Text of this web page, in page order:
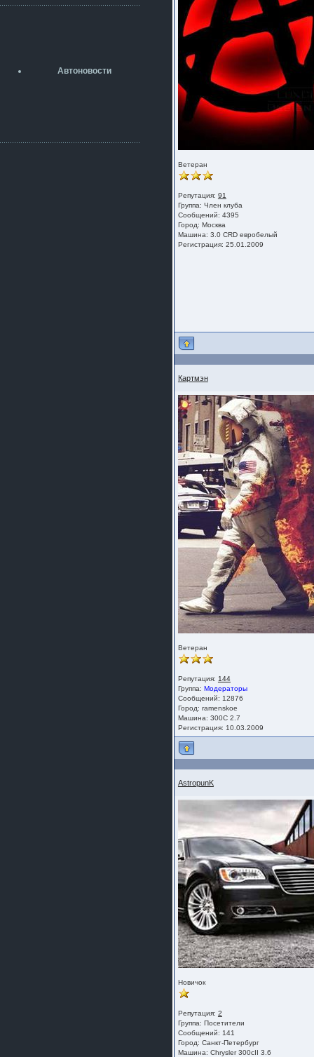
разболтовка 5х114.3 спокойно
А здесь уже кладбищенская тишина...
Автоновости
Ветеран
Репутация: 91
Группа: Член клуба
Сообщений: 4395
Город: Москва
Машина: 3.0 CRD евробелый
Регистрация: 25.01.2009
Картмэн
Ветеран
Репутация: 144
Группа: Модераторы
Сообщений: 12876
Город: ramenskoe
Машина: 300C 2.7
Регистрация: 10.03.2009
AstropunK
Новичок
Репутация: 2
Группа: Посетители
Сообщений: 141
Город: Санкт-Петербург
Машина: Chrysler 300cII 3.6